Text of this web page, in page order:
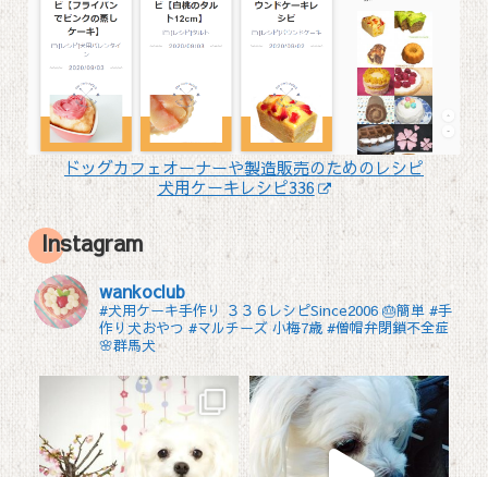
ドッグカフェオーナーや製造販売のためのレシピ
犬用ケーキレシピ336
Instagram
wankoclub
#犬用ケーキ手作り ３３６レシピSince2006 🎂簡単 #手
作り犬おやつ#マルチーズ 小梅7歳 #僧帽弁閉鎖不全症
🌸群馬犬